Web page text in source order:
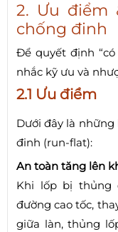
2. Ưu điểm
chống đinh
Để quyết định
nhắc kỹ ưu và
2.1 Ưu điểm
Dưới đây là
đinh (run-flat):
An toàn tăng lên
Khi lốp bị thủng
đường cao tốc,
giữa làn, thủng